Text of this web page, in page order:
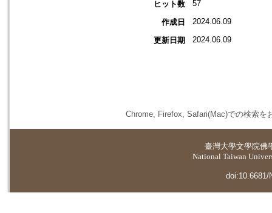
ヒット数
57
作成日 2024.06.09
更新日期 2024.06.09
Chrome, Firefox, Safari(Mac)での検索を
臺灣大學文學院佛
National Taiwan
doi:10.6681/